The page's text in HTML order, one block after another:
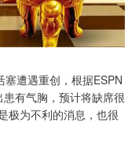
遭遇重创，根据ESPN
有气胸，预计将缺席很
极为不利的消息，也很